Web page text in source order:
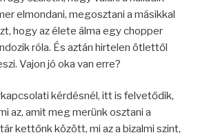
elmondani, megosztani a másikkal
hogy az élete álma egy chopper
róla. És aztán hirtelen ötlettől
Vajon jó oka van erre?
kérdésnél, itt is felvetődik,
az, amit meg merünk osztani a
kettőnk között, mi az a bizalmi szint,